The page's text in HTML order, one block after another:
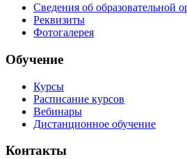
Сведения об образовательной
Реквизиты
Фотогалерея
Обучение
Курсы
Расписание курсов
Вебинары
Дистанционное обучение
Контакты